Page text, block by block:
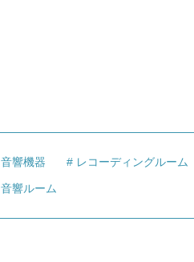
音響機器 レコーディングルーム
音響ルーム